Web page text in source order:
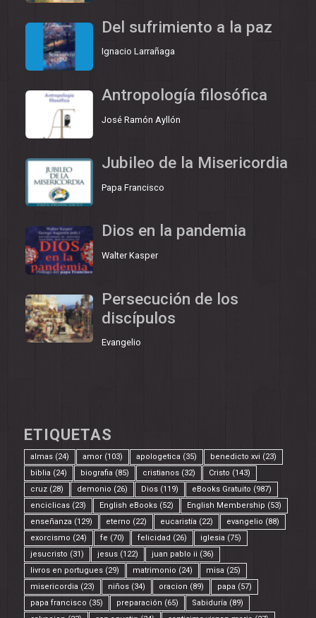
Del sufrimiento a la paz
Ignacio Larrañaga
Antropología filosófica
José Ramón Ayllón
Jubileo de la Misericordia
Papa Francisco
Dios en la pandemia
Walter Kasper
Persecución de los
discípulos
Evangelio
ETIQUETAS
almas(24) amor(103) apologetica (35) benedicto xvi (23)
biblia (24) biografia (85) cristianos(32) Cristo (143)
cruz(28) demonio (26) Dios(119) eBooks Gratuito (987)
enciclicas(23) English eBooks(52) English Membership (53)
enseñanza (129) eterno (22) eucaristía (22) evangelio (88)
exorcismo (24) fe (70) felicidad (26) iglesia (75)
jesucristo (31) jesus(122) juan pablo ii (36)
livros en portugues(29) matrimonio (24) misa (25)
misericordia (23) niños(34) oracion (89) papa (57)
papa francisco (35) preparación (65) Sabiduría (89)